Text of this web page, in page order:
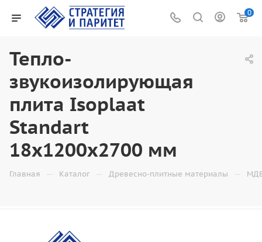
0
Тепло-
звукоизолирующая
плита Isoplaat
Standart
18x1200x2700 мм
Главная — Каталог — Древесно-плитные материалы —